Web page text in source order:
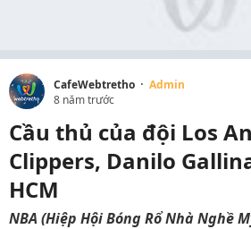
CafeWebtretho · Admin
8 năm trước
Cầu thủ của đội Los
Clippers, Danilo
HCM
NBA (Hiệp Hội Bóng Rổ Nhà Nghề